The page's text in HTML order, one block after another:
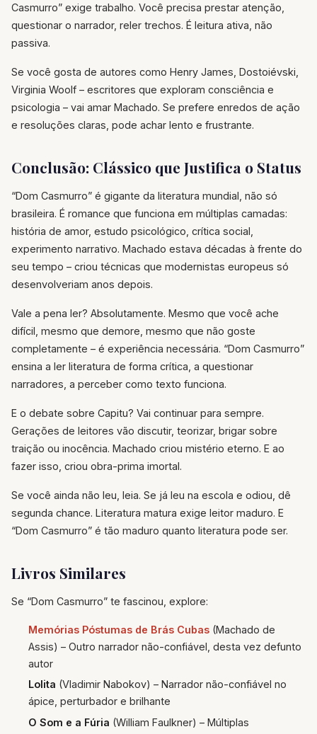
Casmurro” exige trabalho. Você precisa prestar atenção,
questionar o narrador, reler trechos. É leitura ativa, não
passiva.
Se você gosta de autores como Henry James, Dostoiévski,
Virginia Woolf – escritores que exploram consciência e
psicologia – vai amar Machado. Se prefere enredos de ação
e resoluções claras, pode achar lento e frustrante.
Conclusão: Clássico que Justifica o Status
“Dom Casmurro” é gigante da literatura mundial, não só
brasileira. É romance que funciona em múltiplas camadas:
história de amor, estudo psicológico, crítica social,
experimento narrativo. Machado estava décadas à frente do
seu tempo – criou técnicas que modernistas europeus só
desenvolveriam anos depois.
Vale a pena ler? Absolutamente. Mesmo que você ache
difícil, mesmo que demore, mesmo que não goste
completamente – é experiência necessária. “Dom Casmurro”
ensina a ler literatura de forma crítica, a questionar
narradores, a perceber como texto funciona.
E o debate sobre Capitu? Vai continuar para sempre.
Gerações de leitores vão discutir, teorizar, brigar sobre
traição ou inocência. Machado criou mistério eterno. E ao
fazer isso, criou obra-prima imortal.
Se você ainda não leu, leia. Se já leu na escola e odiou, dê
segunda chance. Literatura matura exige leitor maduro. E
“Dom Casmurro” é tão maduro quanto literatura pode ser.
Livros Similares
Se “Dom Casmurro” te fascinou, explore:
Memórias Póstumas de Brás Cubas (Machado de
Assis) – Outro narrador não-confiável, desta vez defunto
autor
Lolita (Vladimir Nabokov) – Narrador não-confiável no
ápice, perturbador e brilhante
O Som e a Fúria (William Faulkner) – Múltiplas